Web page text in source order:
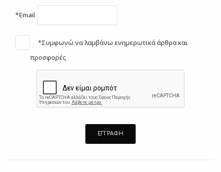
*Email
*Συμφωνώ να λαμβάνω ενημερωτικά άρθρα και
προσφορές